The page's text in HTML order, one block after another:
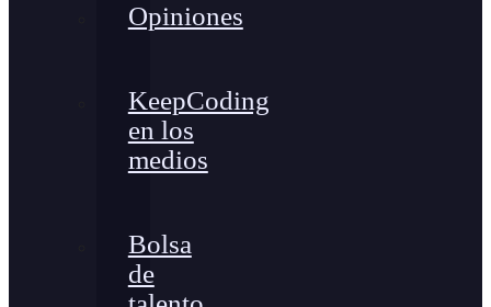
Opiniones
KeepCoding
en los
medios
Bolsa
de